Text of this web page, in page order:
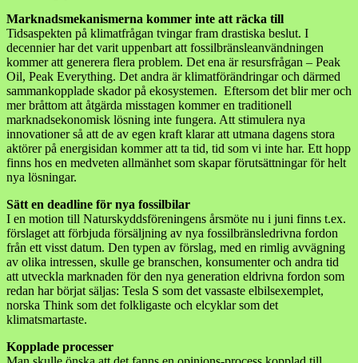
Marknadsmekanismerna kommer inte att räcka till
Tidsaspekten på klimatfrågan tvingar fram drastiska beslut. I
decennier har det varit uppenbart att fossilbränsleanvändningen
kommer att generera flera problem. Det ena är resursfrågan – Peak
Oil, Peak Everything. Det andra är klimatförändringar och därmed
sammankopplade skador på ekosystemen. Eftersom det blir mer och
mer bråttom att åtgärda misstagen kommer en traditionell
marknadsekonomisk lösning inte fungera. Att stimulera nya
innovationer så att de av egen kraft klarar att utmana dagens stora
aktörer på energisidan kommer att ta tid, tid som vi inte har. Ett hopp
finns hos en medveten allmänhet som skapar förutsättningar för helt
nya lösningar.
Sätt en deadline för nya fossilbilar
I en motion till Naturskyddsföreningens årsmöte nu i juni finns t.ex.
förslaget att förbjuda försäljning av nya fossilbränsledrivna fordon
från ett visst datum. Den typen av förslag, med en rimlig avvägning
av olika intressen, skulle ge branschen, konsumenter och andra tid
att utveckla marknaden för den nya generation eldrivna fordon som
redan har börjat säljas: Tesla S som det vassaste elbilsexemplet,
norska Think som det folkligaste och elcyklar som det
klimatsmartaste.
Kopplade processer